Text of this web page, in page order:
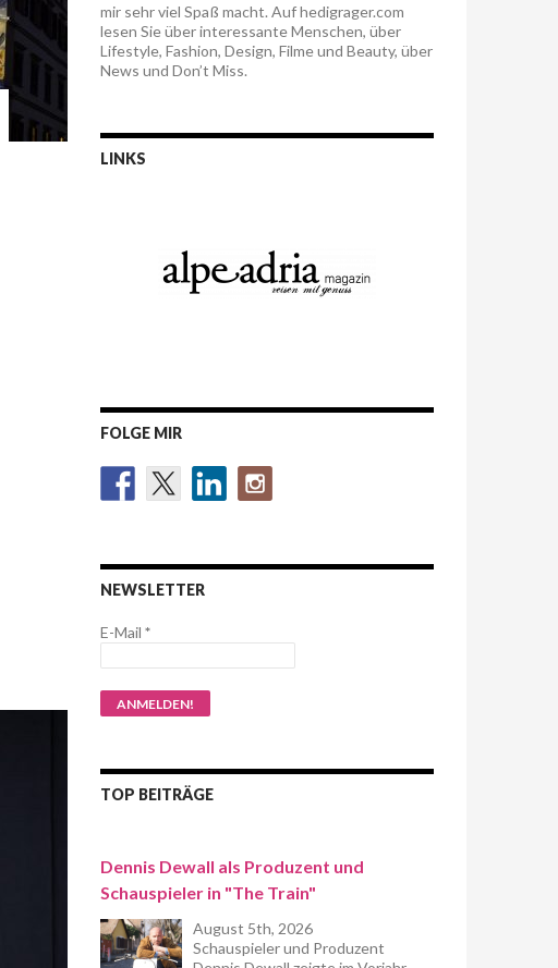
mir sehr viel Spaß macht. Auf hedigrager.com
lesen Sie über interessante Menschen, über
Lifestyle, Fashion, Design, Filme und Beauty, über
News und Don’t Miss.
LINKS
FOLGE MIR
NEWSLETTER
E-Mail *
TOP BEITRÄGE
Dennis Dewall als Produzent und
Schauspieler in "The Train"
August 5th, 2026
Schauspieler und Produzent